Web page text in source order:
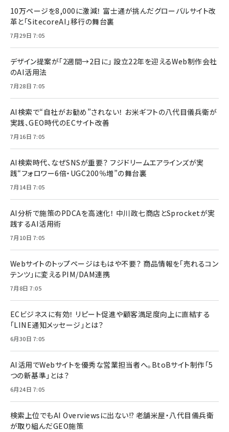
10万ページを8,000に激減！ 富士通が挑んだグローバルサイト改
革と「SitecoreAI」移行の舞台裏
7月29日 7:05
デザイン提案が「2週間→2日に」 設立22年を迎えるWeb制作会社
のAI活用法
7月28日 7:05
AI検索で“自社がお勧め”されない！ お米ギフトの八代目儀兵衛が
実践、GEO時代のECサイト改善
7月16日 7:05
AI検索時代、なぜSNSが重要？ フジドリームエアラインズが実
践“フォロワー6倍・UGC200％増”の舞台裏
7月14日 7:05
AI分析で施策のPDCAを高速化！ 中川政七商店とSprocketが実
践するAI活用術
7月10日 7:05
Webサイトのトップページはもはや不要？ 商品情報を「売れるコン
テンツ」に変えるPIM/DAM連携
7月8日 7:05
ECビジネスに有効！ リピート促進や顧客満足度向上に直結する
「LINE通知メッセージ」とは？
6月30日 7:05
AI活用でWebサイトを優秀な営業担当者へ。BtoBサイト制作「5
つの新基準」とは？
6月24日 7:05
検索上位でもAI Overviewsに出ない!? 老舗米屋・八代目儀兵衛
が取り組んだGEO施策